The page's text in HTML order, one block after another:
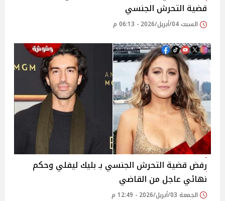
قضية التحرش الجنسي
السبت 04/أبريل/2026 - 06:13 م
رفض قضية التحرش الجنسي بـ بليك ليفلي وحكم
نهائي عاجل من القاضي
الجمعة 03/أبريل/2026 - 12:49 م